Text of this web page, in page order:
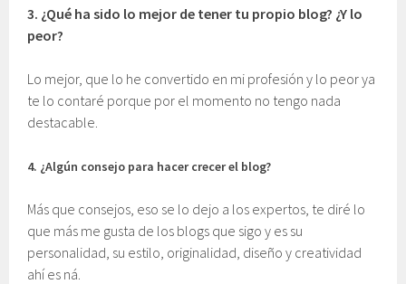
3. ¿Qué ha sido lo mejor de tener tu propio blog? ¿Y lo
peor?
Lo mejor, que lo he convertido en mi profesión y lo peor ya
te lo contaré porque por el momento no tengo nada
destacable.
4. ¿Algún consejo para hacer crecer el blog?
Más que consejos, eso se lo dejo a los expertos, te diré lo
que más me gusta de los blogs que sigo y es su
personalidad, su estilo, originalidad, diseño y creatividad
ahí es ná.